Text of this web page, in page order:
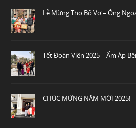
Lễ Mừng Thọ Bố Vợ – Ông
Tết Đoàn Viên 2025 – Ấm Áp
CHÚC MỪNG NĂM MỚI 2025!